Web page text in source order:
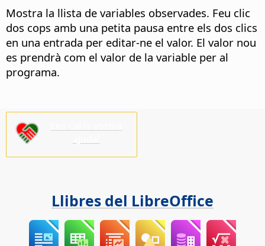
Mostra la llista de variables observades. Feu clic
dos cops amb una petita pausa entre els dos clics
en una entrada per editar-ne el valor. El valor nou
es prendrà com el valor de la variable per al
programa.
Llibres del LibreOffice